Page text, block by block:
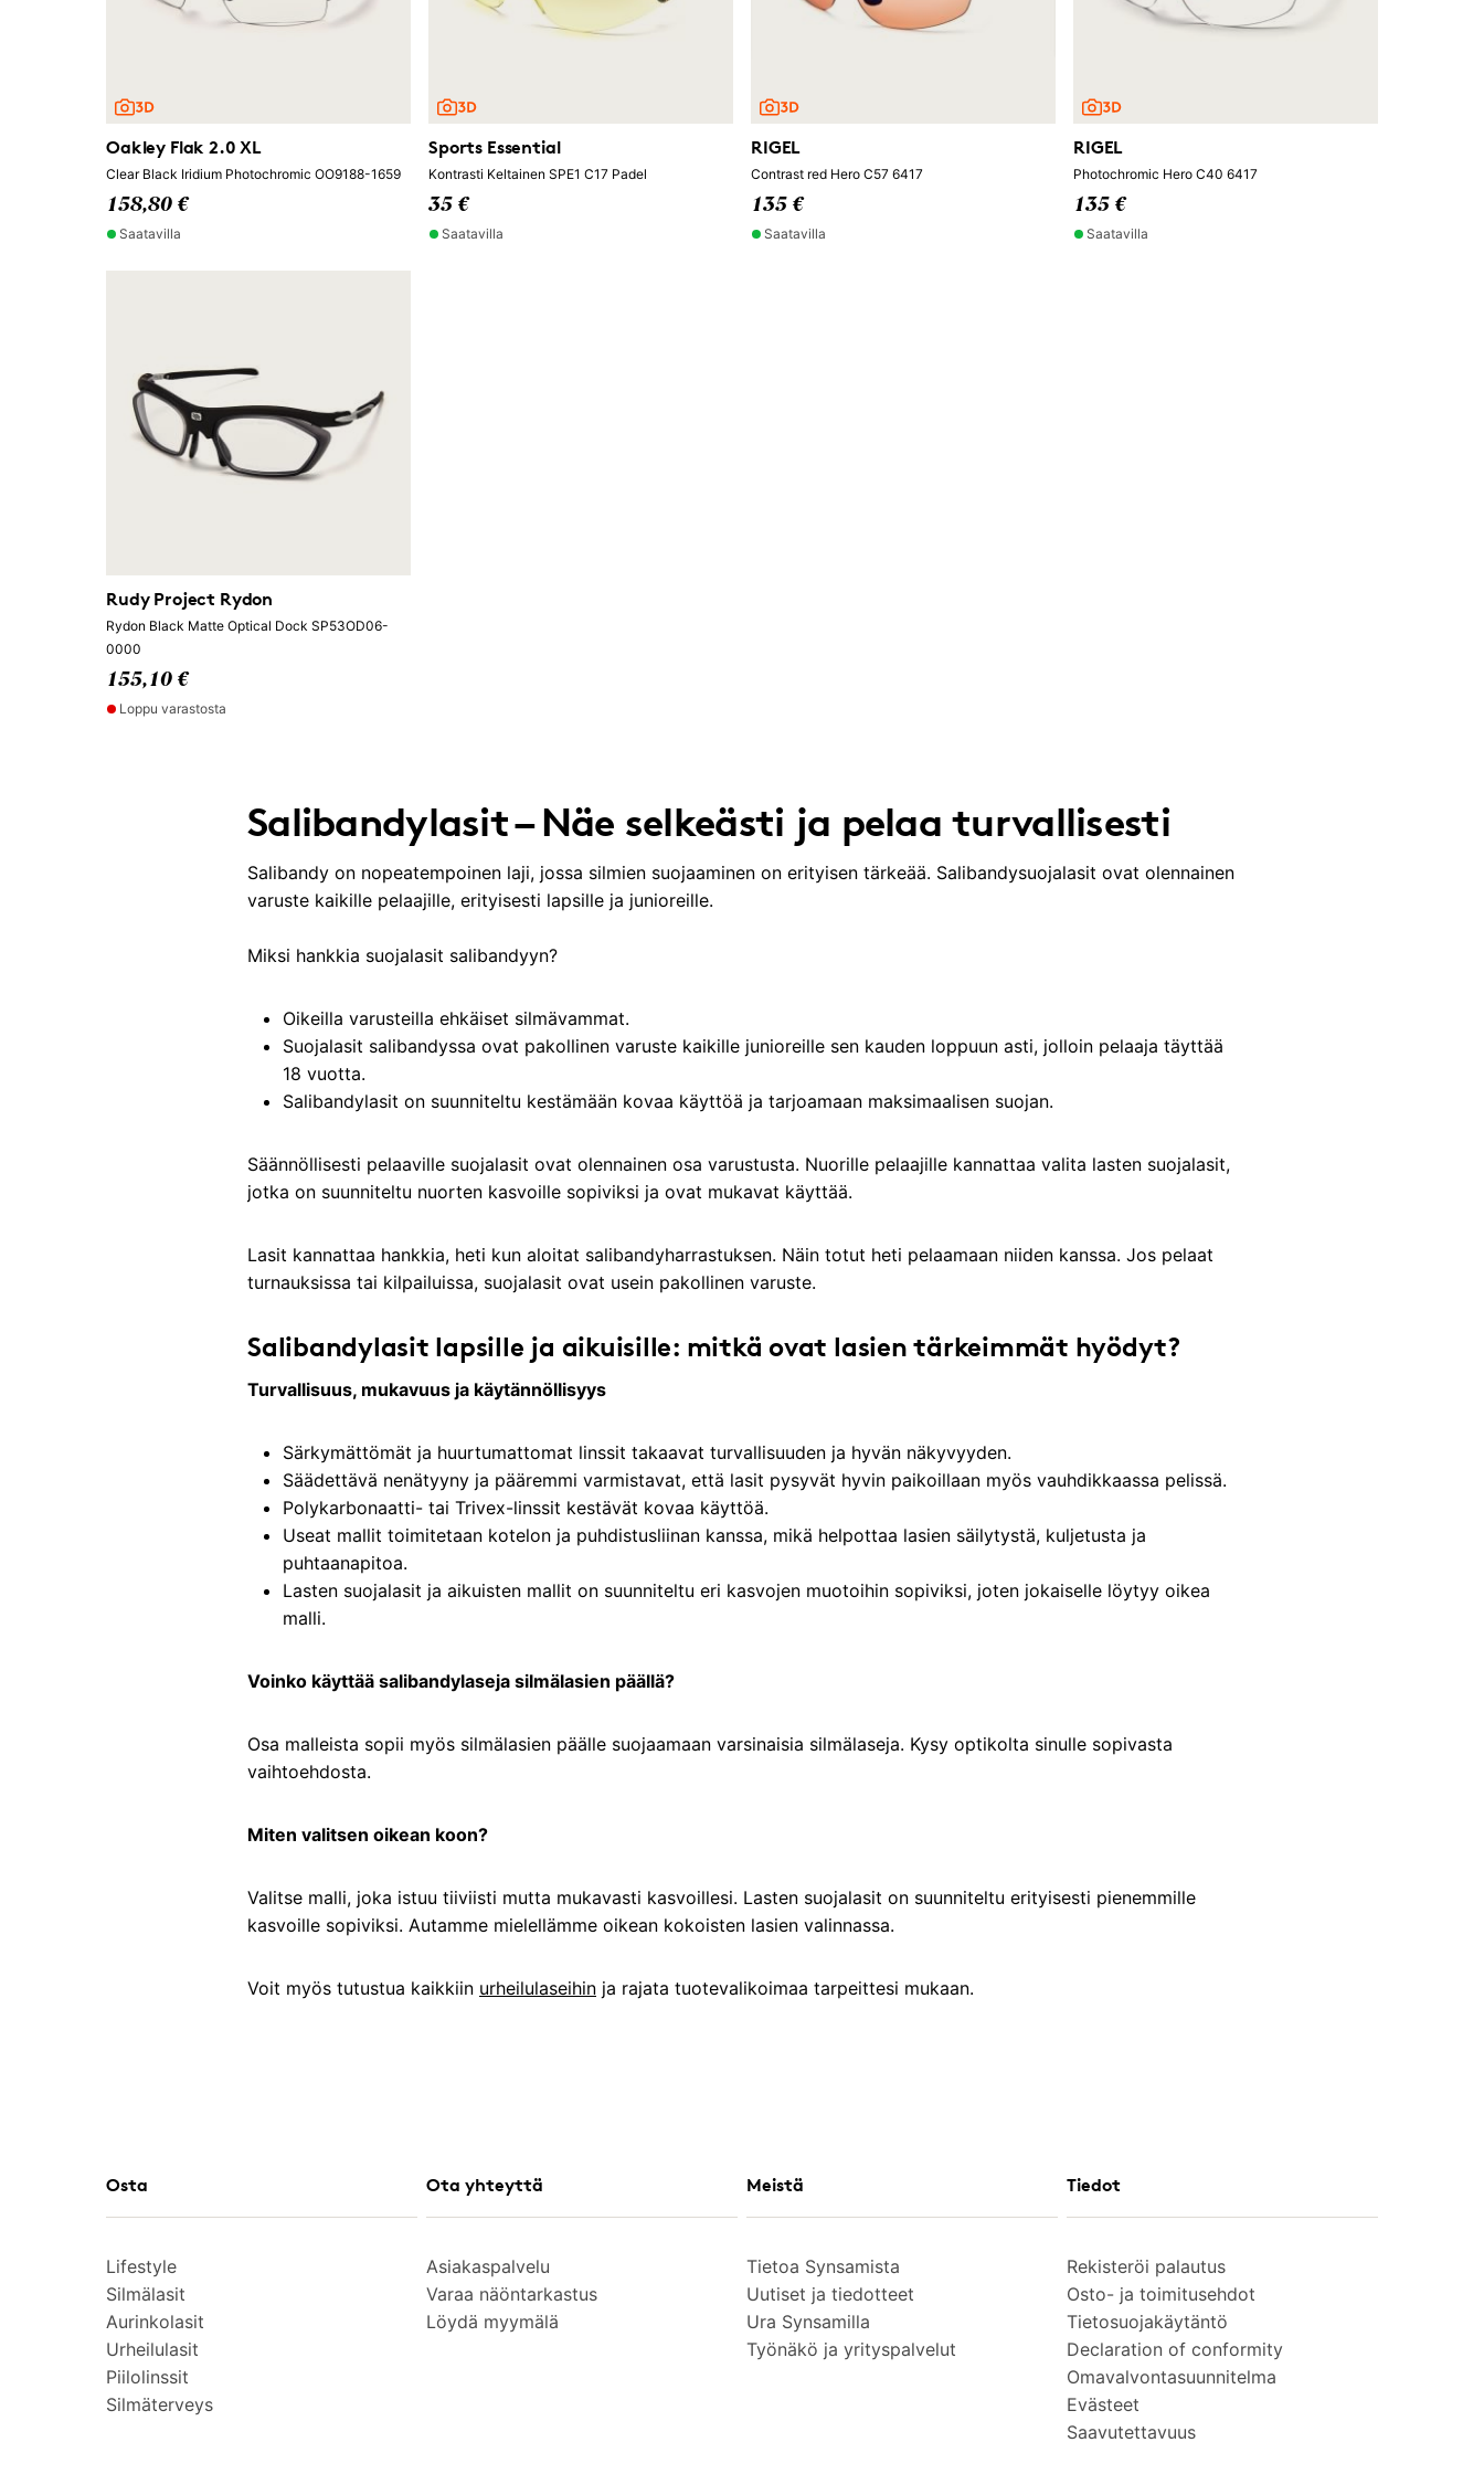
Oakley Flak 2.0 XL
Clear Black Iridium Photochromic OO9188-1659
158,80 €
Saatavilla
Sports Essential
Kontrasti Keltainen SPE1 C17 Padel
35 €
Saatavilla
RIGEL
Contrast red Hero C57 6417
135 €
Saatavilla
RIGEL
Photochromic Hero C40 6417
135 €
Saatavilla
Rudy Project Rydon
Rydon Black Matte Optical Dock SP53OD06-
0000
155,10 €
Loppu varastosta
Salibandylasit – Näe selkeästi ja pelaa turvallisesti
Salibandy on nopeatempoinen laji, jossa silmien suojaaminen on erityisen tärkeää. Salibandysuojalasit ovat olennainen
varuste kaikille pelaajille, erityisesti lapsille ja junioreille.
Miksi hankkia suojalasit salibandyyn?
Oikeilla varusteilla ehkäiset silmävammat.
Suojalasit salibandyssa ovat pakollinen varuste kaikille junioreille sen kauden loppuun asti, jolloin pelaaja täyttää
18 vuotta.
Salibandylasit on suunniteltu kestämään kovaa käyttöä ja tarjoamaan maksimaalisen suojan.
Säännöllisesti pelaaville suojalasit ovat olennainen osa varustusta. Nuorille pelaajille kannattaa valita lasten suojalasit,
jotka on suunniteltu nuorten kasvoille sopiviksi ja ovat mukavat käyttää.
Lasit kannattaa hankkia, heti kun aloitat salibandyharrastuksen. Näin totut heti pelaamaan niiden kanssa. Jos pelaat
turnauksissa tai kilpailuissa, suojalasit ovat usein pakollinen varuste.
Salibandylasit lapsille ja aikuisille: mitkä ovat lasien tärkeimmät hyödyt?
Turvallisuus, mukavuus ja käytännöllisyys
Särkymättömät ja huurtumattomat linssit takaavat turvallisuuden ja hyvän näkyvyyden.
Säädettävä nenätyyny ja pääremmi varmistavat, että lasit pysyvät hyvin paikoillaan myös vauhdikkaassa pelissä.
Polykarbonaatti- tai Trivex-linssit kestävät kovaa käyttöä.
Useat mallit toimitetaan kotelon ja puhdistusliinan kanssa, mikä helpottaa lasien säilytystä, kuljetusta ja
puhtaanapitoa.
Lasten suojalasit ja aikuisten mallit on suunniteltu eri kasvojen muotoihin sopiviksi, joten jokaiselle löytyy oikea
malli.
Voinko käyttää salibandylaseja silmälasien päällä?
Osa malleista sopii myös silmälasien päälle suojaamaan varsinaisia silmälaseja. Kysy optikolta sinulle sopivasta
vaihtoehdosta.
Miten valitsen oikean koon?
Valitse malli, joka istuu tiiviisti mutta mukavasti kasvoillesi. Lasten suojalasit on suunniteltu erityisesti pienemmille
kasvoille sopiviksi. Autamme mielellämme oikean kokoisten lasien valinnassa.
Voit myös tutustua kaikkiin urheilulaseihin ja rajata tuotevalikoimaa tarpeittesi mukaan.
Osta
Lifestyle
Silmälasit
Aurinkolasit
Urheilulasit
Piilolinssit
Silmäterveys
Ota yhteyttä
Asiakaspalvelu
Varaa näöntarkastus
Löydä myymälä
Meistä
Tietoa Synsamista
Uutiset ja tiedotteet
Ura Synsamilla
Työnäkö ja yrityspalvelut
Tiedot
Rekisteröi palautus
Osto- ja toimitusehdot
Tietosuojakäytäntö
Declaration of conformity
Omavalvontasuunnitelma
Evästeet
Saavutettavuus